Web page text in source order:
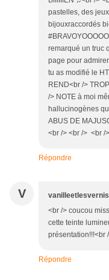
pastelles, des
bijouxraccordés
remarqué un truc
page pour
tu as modifié le
REND<br />
/> NOTE à moi
hallucinogènes
ABUS DE
<br /> <br /> <br /
Répondre
V vanilleetlesvernis
<br /> coucou
cette teinte
présentation!!!<br
Répondre